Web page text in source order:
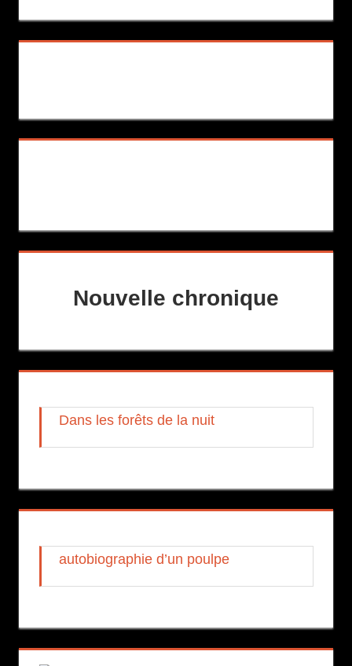
Nouvelle chronique
Dans les forêts de la nuit
autobiographie d’un poulpe